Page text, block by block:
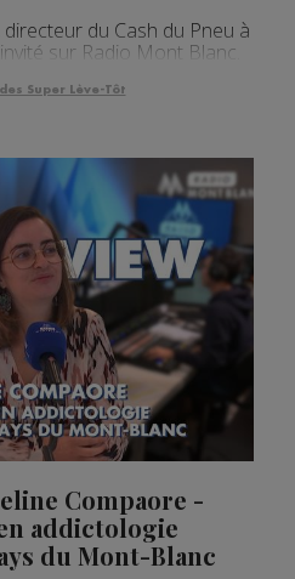
du Cash du Pneu à
sur Radio Mont Blanc.
Super Lève-Tôt
Compaore -
addictologie
du Mont-Blanc